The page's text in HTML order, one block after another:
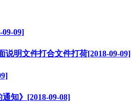
09]
明文件打合文件打荷[2018-09-09]
知》[2018-09-08]